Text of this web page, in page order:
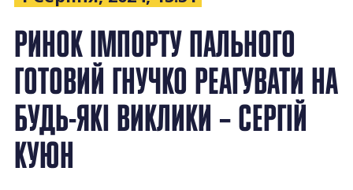
РИНОК ІМПОРТУ ПАЛЬНОГО
ГОТОВИЙ ГНУЧКО РЕАГУВАТИ НА
БУДЬ-ЯКІ ВИКЛИКИ – СЕРГІЙ
КУЮН